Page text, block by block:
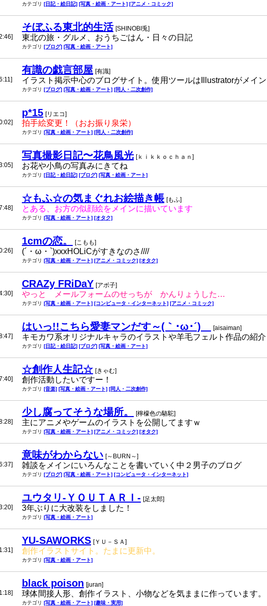
カテゴリ [日記・絵日記] [写真・絵画・アート] [アニメ・コミック]
そぼふる東北的生活 [SHINOBI兎]
東北の旅・グルメ、おうちごはん・日々の日記
カテゴリ [ブログ] [写真・絵画・アート]
有識の戯言部屋 [有識]
イラスト掲示中心のブログサイト。使用ツールはIllustratorがメイン
カテゴリ [ブログ] [写真・絵画・アート] [同人・二次創作]
p*15 [リエコ]
拍手絵変更！（おお振り泉栄）
カテゴリ [写真・絵画・アート] [同人・二次創作]
写真撮影日記〜花鳥風光 [ｋｉｋｋｏｃｈａｎ]
お花や小鳥の写真みにきてね
カテゴリ [日記・絵日記] [ブログ] [写真・絵画・アート]
☆もふ☆の気まぐれお絵描き帳 [もふ]
とある、お方の似顔絵をメインに描いています
カテゴリ [写真・絵画・アート] [オタク]
1cmの恋。 [こもも]
(´・ω・`)xxxHOLiCがすきなのさ////
カテゴリ [写真・絵画・アート] [アニメ・コミック] [オタク]
CRAZy FRiDaY [アボ子]
やっと メールフォームのせっちが かんりょうした…
カテゴリ [写真・絵画・アート] [コンピュータ・インターネット] [アニメ・コミック]
はいっ!!こちら愛妻マンだす～(｀･ω･´)ゞ [aisaiman]
キモカワ系オリジナルキャラのイラストや羊毛フェルト作品の紹介
カテゴリ [日記・絵日記] [ブログ] [写真・絵画・アート]
☆創作人生記☆ [きゃむ]
創作活動したいですー！
カテゴリ [音楽] [写真・絵画・アート] [同人・二次創作]
少し腐ってそうな場所。 [檸檬色の駱駝]
主にアニメやゲームのイラストを公開してますｗ
カテゴリ [写真・絵画・アート] [アニメ・コミック] [オタク]
意味がわからない [～BURN～]
雑談をメインにいろんなことを書いていく中２男子のブログ
カテゴリ [ブログ] [写真・絵画・アート] [コンピュータ・インターネット]
ユウタリ-ＹＯＵＴＡＲＩ- [足太郎]
3年ぶりに大改装をしました！
カテゴリ [写真・絵画・アート]
YU-SAWORKS [ＹＵ－ＳＡ]
創作イラストサイト。たまに更新中。
カテゴリ [写真・絵画・アート]
black poison [juran]
球体間接人形、創作イラスト、小物などを気ままに作っています。
カテゴリ [写真・絵画・アート] [趣味・実用]